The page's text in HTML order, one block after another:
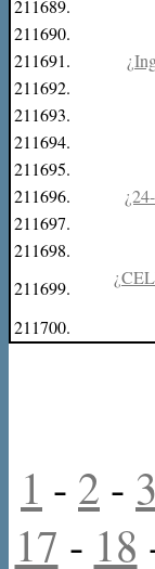
211689.
211690.
211691.
211692.
211693.
211694.
211695.
211696.
211697.
211698.
211699.
211700.
1 - 2 - 3
17 - 18